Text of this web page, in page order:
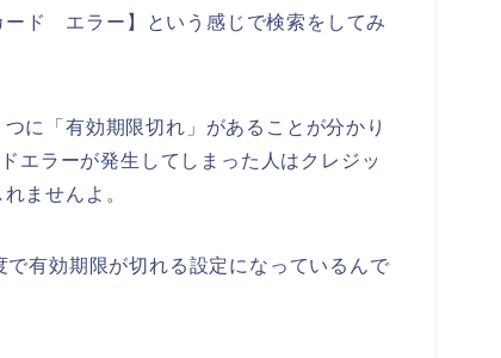
ド エラー】という感じで検索をしてみ
に「有効期限切れ」があることが分かり
エラーが発生してしまった人はクレジッ
ませんよ。
有効期限が切れる設定になっているんで